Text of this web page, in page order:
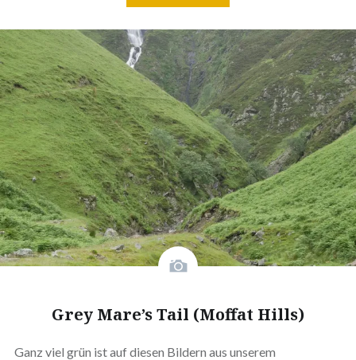
Grey Mare’s Tail (Moffat Hills)
Ganz viel grün ist auf diesen Bildern aus unserem